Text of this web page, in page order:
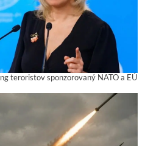
teroristov sponzorovaný NATO a EÚ